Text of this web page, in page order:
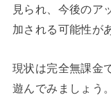
見られ、今後のア
加される可能性が
現状は完全無課金
遊んでみましょう。